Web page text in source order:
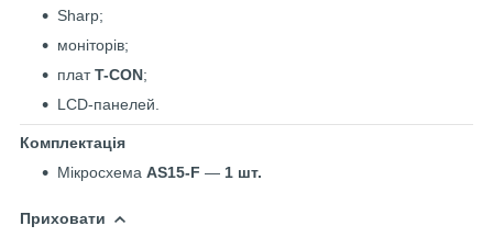
Sharp;
моніторів;
платT-CON;
LCD-панелей.
Комплектація
Мікросхема AS15-F — 1 шт.
Приховати